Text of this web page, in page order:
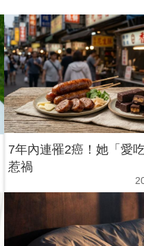
7年內連罹2癌！她「愛
惹禍